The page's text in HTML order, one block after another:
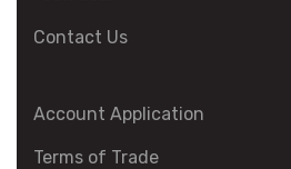
Contact Us
Account Application
Terms of Trade